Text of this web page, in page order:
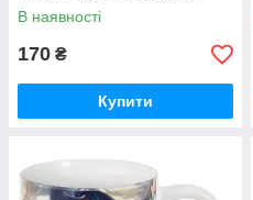
В наявності
170 ₴
Купити